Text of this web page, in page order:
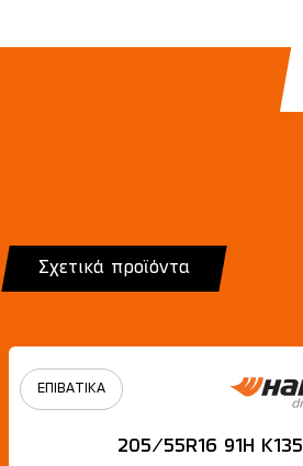
Σχετικά προϊόντα
ΕΠΙΒΑΤΙΚΑ
205/55R16 91H Κ135